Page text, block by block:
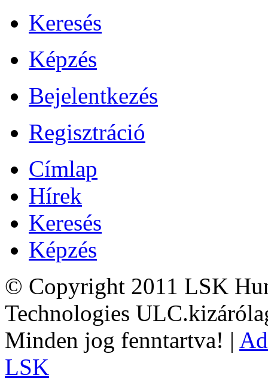
Keresés
Képzés
Bejelentkezés
Regisztráció
Címlap
Hírek
Keresés
Képzés
© Copyright 2011 LSK
Technologies
Minden jog fenntartva! |
LSK